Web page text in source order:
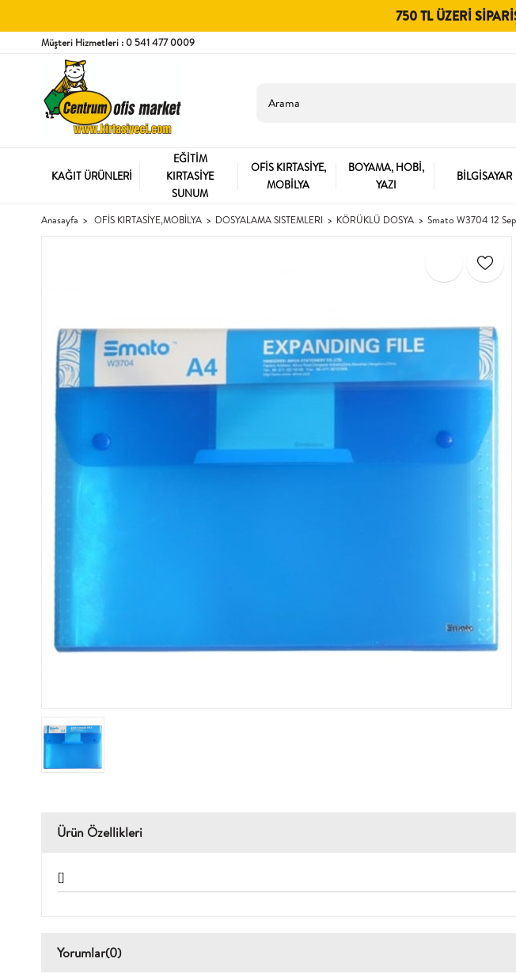
750 TL ÜZERI
Müşteri Hizmetleri : 0 541 477 0009
KAĞIT ÜRÜNLERİ
EĞİTİM
KIRTASİYE
SUNUM
OFİS KIRTASİYE,
MOBİLYA
BOYAMA, HOBİ,
YAZI
BİLGİSAYAR
Anasayfa OFİS KIRTASİYE,MOBİLYA DOSYALAMA SISTEMLERI KÖRÜKLÜ DOSYA Smato W3704 12
Ürün Özellikleri
[]
Yorumlar(0)